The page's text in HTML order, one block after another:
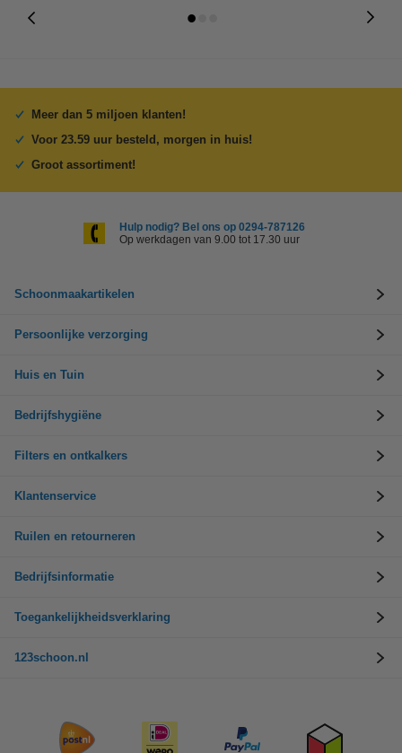
Meer dan 5 miljoen klanten!
Voor 23.59 uur besteld, morgen in huis!
Groot assortiment!
Hulp nodig? Bel ons op 0294-787126
Op werkdagen van 9.00 tot 17.30 uur
Schoonmaakartikelen
Persoonlijke verzorging
Huis en Tuin
Bedrijfshygiëne
Filters en ontkalkers
Klantenservice
Ruilen en retourneren
Bedrijfsinformatie
Toegankelijkheidsverklaring
123schoon.nl